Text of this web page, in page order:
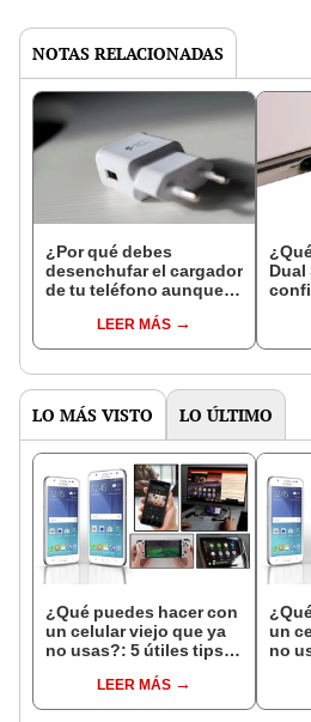
NOTAS RELACIONADAS
¿Por qué debes
desenchufar el cargador
de tu teléfono aunque
conectado?
LEER MÁS
Dual
LO MÁS VISTO LO ÚLTIMO
¿Qué puedes hacer con
un celular viejo que ya
no usas?: 5 útiles tips
LEER MÁS
un
no